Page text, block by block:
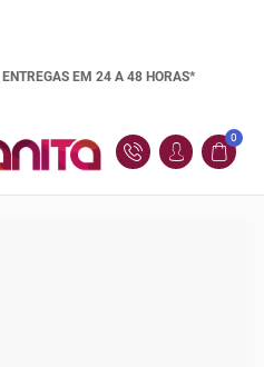
ENTREGAS EM 24 A 48 HORAS*
0